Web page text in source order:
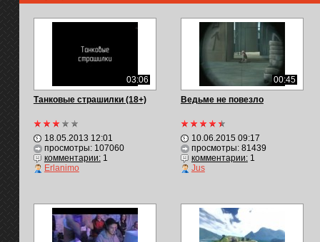
03:06
Танковые страшилки (18+)
18.05.2013 12:01
просмотры: 107060
комментарии:1
Erlanimo
00:45
Ведьме не повезло
10.06.2015 09:17
просмотры: 81439
комментарии:1
Jus